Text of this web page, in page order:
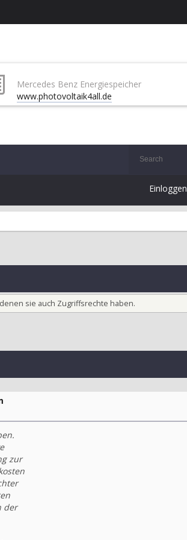
Mercedes Benz Energiespeicher
www.photovoltaik4all.de
Einloggen
sie auch Zugriffsrechte haben.
zur
der